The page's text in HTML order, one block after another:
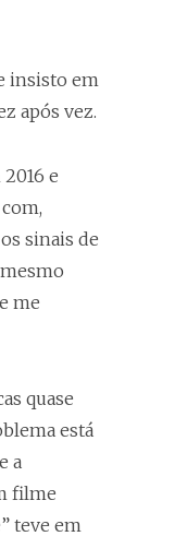
insisto em
após vez.
e
sinais de
me
quase
está
a
filme
teve em